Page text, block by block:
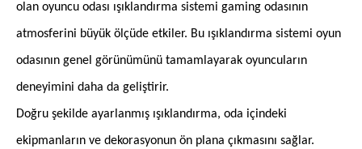
olan oyuncu odası ışıklandırma sistemi gaming odasının
atmosferini büyük ölçüde etkiler. Bu ışıklandırma sistemi oyun
odasının genel görünümünü tamamlayarak oyuncuların
deneyimini daha da geliştirir.
Doğru şekilde ayarlanmış ışıklandırma, oda içindeki
ekipmanların ve dekorasyonun ön plana çıkmasını sağlar.